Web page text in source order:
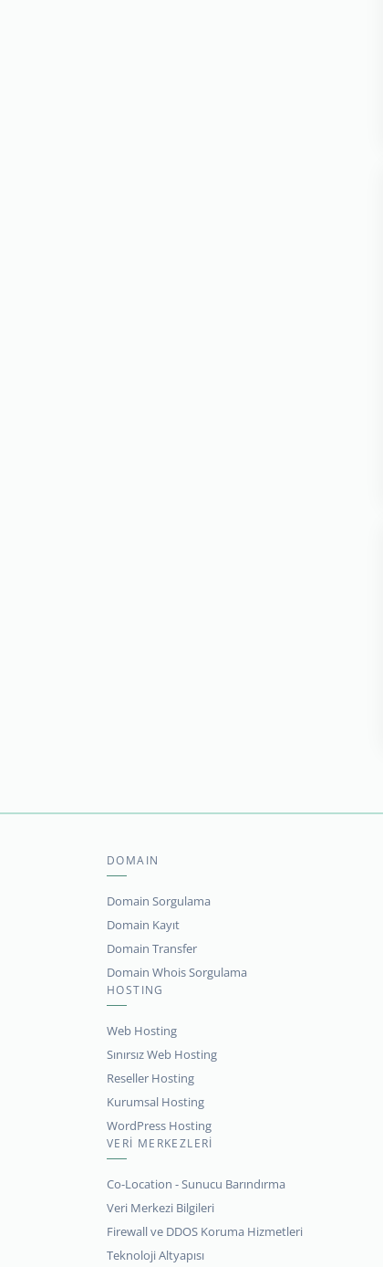
DOMAIN
Domain Sorgulama
Domain Kayıt
Domain Transfer
Domain Whois Sorgulama
HOSTING
Web Hosting
Sınırsız Web Hosting
Reseller Hosting
Kurumsal Hosting
WordPress Hosting
VERİ MERKEZLERİ
Co-Location - Sunucu Barındırma
Veri Merkezi Bilgileri
Firewall ve DDOS Koruma Hizmetleri
Teknoloji Altyapısı